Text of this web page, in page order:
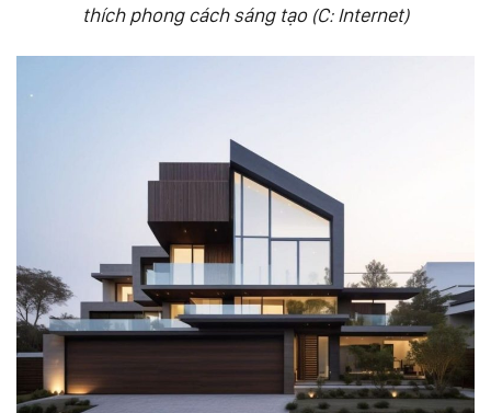
thích phong cách sáng tạo (C: Internet)